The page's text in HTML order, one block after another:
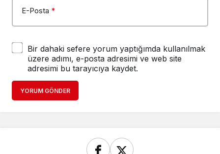
E-Posta *
Bir dahaki sefere yorum yaptığımda kullanılmak
üzere adımı, e-posta adresimi ve web site
adresimi bu tarayıcıya kaydet.
YORUM GÖNDER